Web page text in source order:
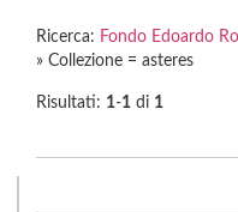
Ricerca: Fondo Edoardo
» Collezione = asteres
Risultati: 1-1 di 1